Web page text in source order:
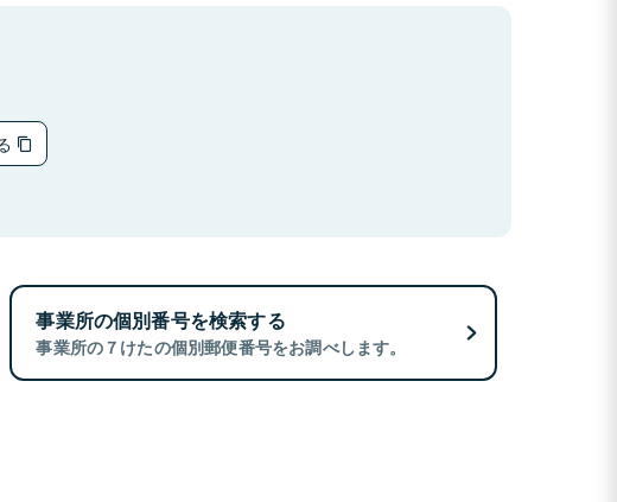
事業所の個別番号を検索する
事業所の７けたの個別郵便番号をお調べします。